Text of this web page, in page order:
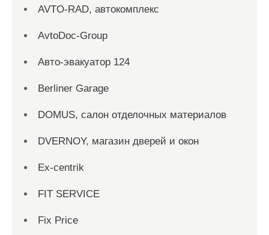
AVTO-RAD, автокомплекс
AvtoDoc-Group
Aвто-эвакуатор 124
Berliner Garage
DOMUS, салон отделочных материалов
DVERNOY, магазин дверей и окон
Ex-centrik
FIT SERVICE
Fix Price